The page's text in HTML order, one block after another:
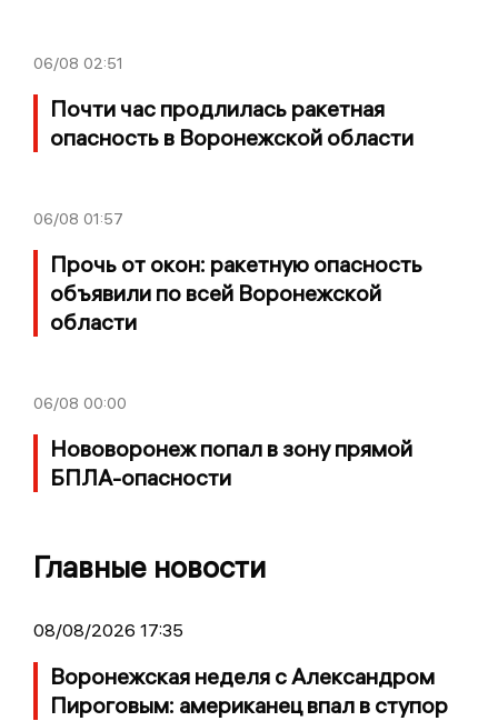
06/08 02:51
Почти час продлилась ракетная
опасность в Воронежской области
06/08 01:57
Прочь от окон: ракетную опасность
объявили по всей Воронежской
области
06/08 00:00
Нововоронеж попал в зону прямой
БПЛА-опасности
Главные новости
08/08/2026 17:35
Воронежская неделя с Александром
Пироговым: американец впал в ступор